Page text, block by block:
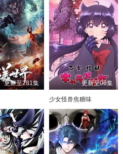
更新至281集 更新至06集
少女怪兽焦糖味